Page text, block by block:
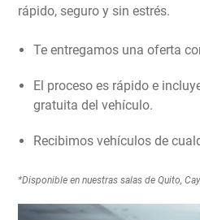
rápido, seguro y sin estrés.
Te entregamos una oferta
El proceso es rápido e
gratuita del vehículo.
Recibimos vehículos de
*Disponible en nuestras salas de Quito,